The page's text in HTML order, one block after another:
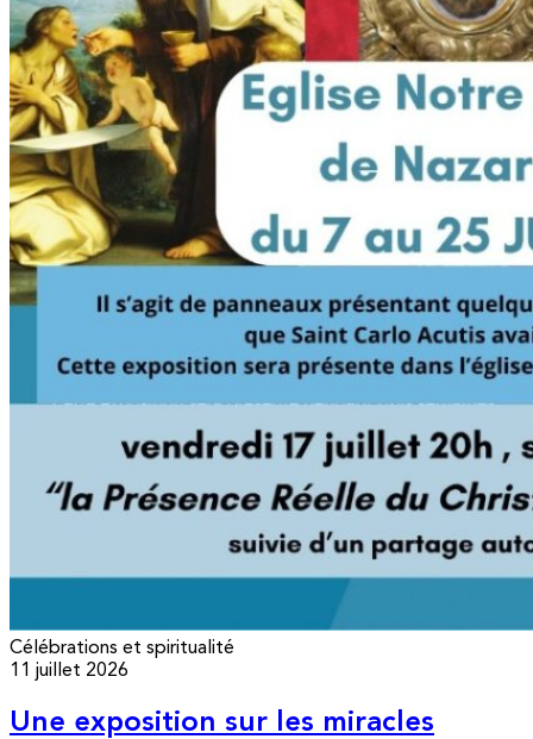
Célébrations et spiritualité
11 juillet 2026
Une exposition sur les miracles